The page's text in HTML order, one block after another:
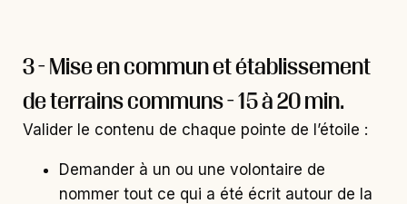
3 - Mise en commun et établissement
de terrains communs - 15 à 20 min.
Valider le contenu de chaque pointe de l’étoile :
Demander à un ou une volontaire de
nommer tout ce qui a été écrit autour de la